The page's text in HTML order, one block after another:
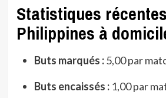
Statistiques
Philippines à
Buts marqués :5,00 par
Buts encaissés :1,00 par